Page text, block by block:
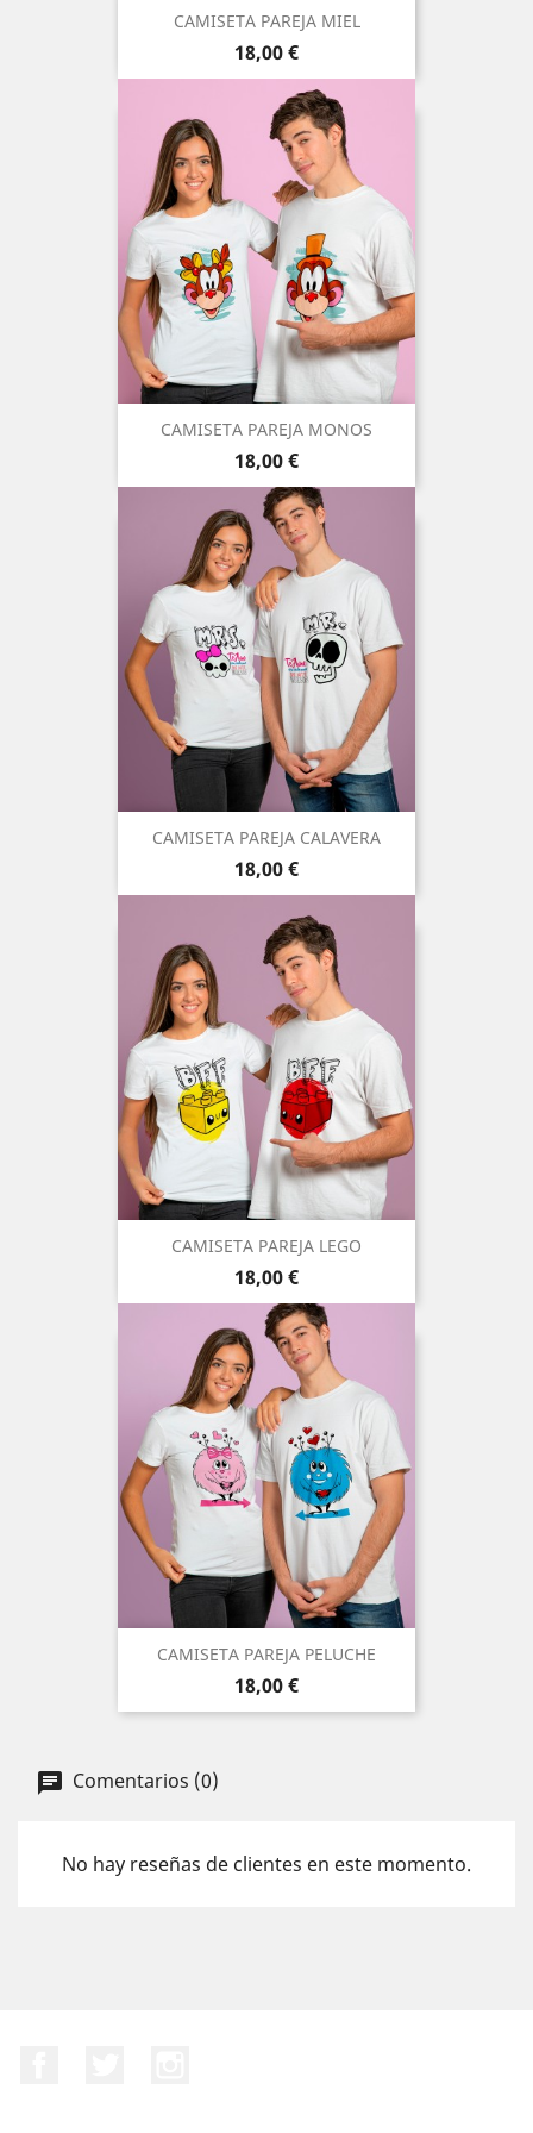
CAMISETA PAREJA MIEL
Precio
18,00 €
CAMISETA PAREJA MONOS
Precio
18,00 €
CAMISETA PAREJA CALAVERA
Precio
18,00 €
CAMISETA PAREJA LEGO
Precio
18,00 €
CAMISETA PAREJA PELUCHE
Precio
18,00 €
Comentarios (0)
No hay reseñas de clientes en este momento.